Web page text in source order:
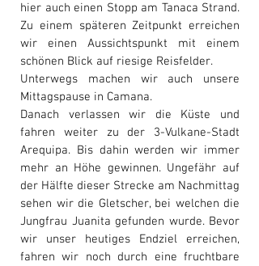
hier auch einen Stopp am Tanaca Strand.
Zu einem späteren Zeitpunkt erreichen
wir einen Aussichtspunkt mit einem
schönen Blick auf riesige Reisfelder.
Unterwegs machen wir auch unsere
Mittagspause in Camana.
Danach verlassen wir die Küste und
fahren weiter zu der 3-Vulkane-Stadt
Arequipa. Bis dahin werden wir immer
mehr an Höhe gewinnen. Ungefähr auf
der Hälfte dieser Strecke am Nachmittag
sehen wir die Gletscher, bei welchen die
Jungfrau Juanita gefunden wurde. Bevor
wir unser heutiges Endziel erreichen,
fahren wir noch durch eine fruchtbare